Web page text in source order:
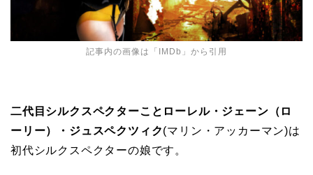
記事内の画像は「 IMDb 」から引用
二代目シルクスペクターことローレル・ジェーン（ロ
ーリー）・ジュスペクツィク(マリン・アッカーマン)は
初代シルクスペクターの娘です。